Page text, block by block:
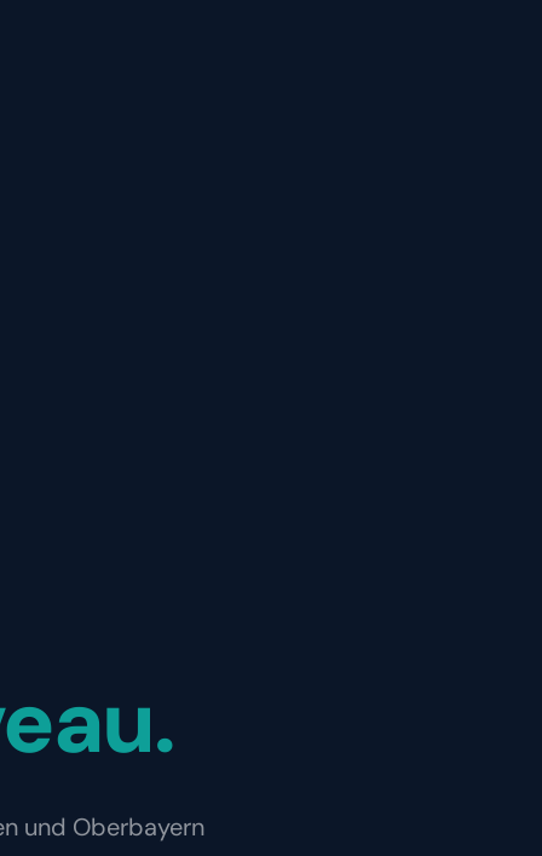
und Oberbayern